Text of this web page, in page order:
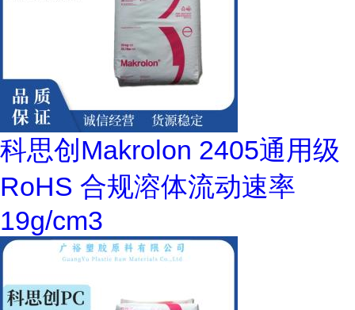
科思创Makrolon 2405通用级
RoHS 合规溶体流动速率
19g/cm3